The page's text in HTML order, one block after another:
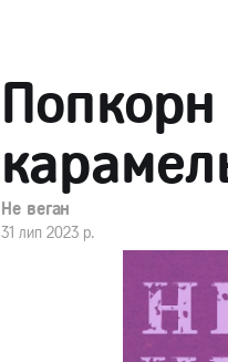
Не веган
31 лип 2023 р.